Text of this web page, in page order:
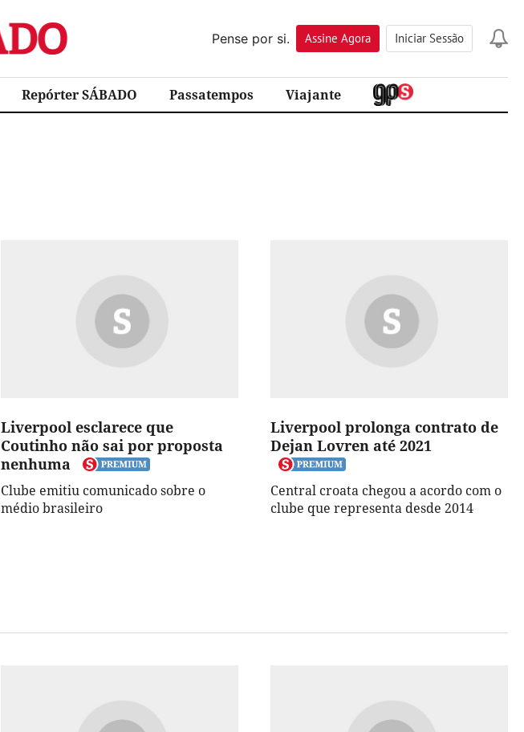
Pense por si.
Assine Agora Iniciar Sessão
Repórter SÁBADO Passatempos Viajante
Liverpool esclarece que
Coutinho não sai por proposta
nenhuma
Clube emitiu comunicado sobre o
médio brasileiro
Liverpool prolonga contrato de
Dejan Lovren até 2021
Central croata chegou a acordo com o
clube que representa desde 2014